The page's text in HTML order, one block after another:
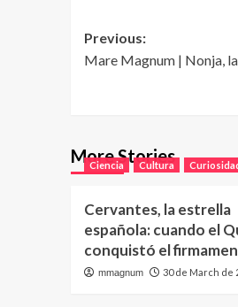
Post
navigation
Previous:
Mare Magnum | Nonja,
More Stories
Ciencia Cultura
Cervantes, la estrella
española: cuando el
conquistó el
mmagnum 30 de March de